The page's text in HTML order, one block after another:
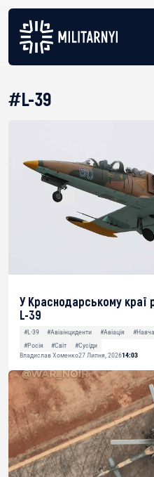
#L-39
У Краснодарському краї
L-39
#L-39 #Авіаінциденти #Авіація
#Росія
#Світ
#Сусіди
Владислав Хоменко27 Липня, 202614:03